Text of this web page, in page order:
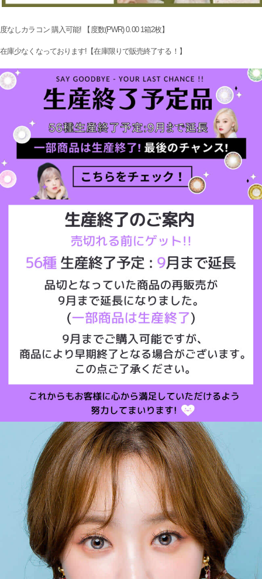
度なしカラコン 購入可能! 【度数(PWR) 0.00 1箱2枚】
在庫少なくなっております!【在庫限りで販売終了する！】